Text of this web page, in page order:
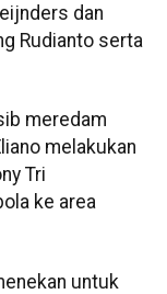
dan
Rudianto serta
meredam
melakukan
Tri
ke area
untuk